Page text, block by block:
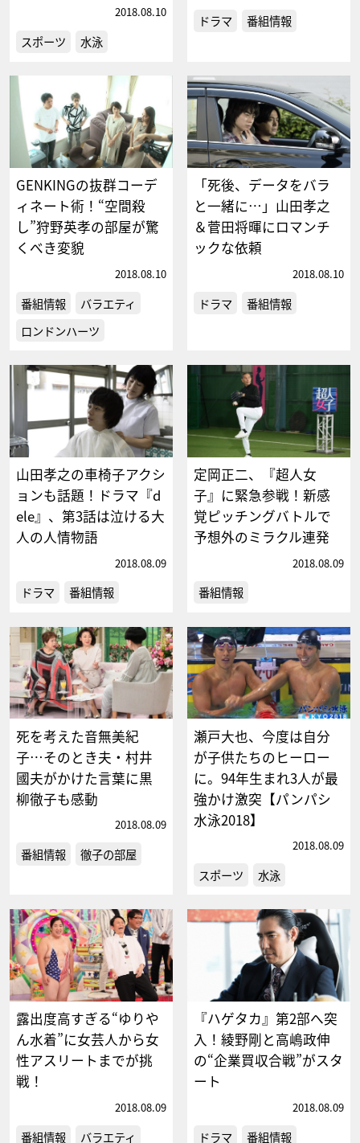
2018.08.10
スポーツ 水泳
ドラマ 番組情報
GENKINGの抜群コーデ
ィネート術！“空間殺
し”狩野英孝の部屋が驚
くべき変貌
2018.08.10
番組情報
バラエティ
ロンドンハーツ
「死後、データをバラ
と一緒に…」山田孝之
＆菅田将暉にロマンチ
ックな依頼
2018.08.10
ドラマ 番組情報
山田孝之の車椅子アクシ
ョンも話題！ドラマ『d
ele』、第3話は泣ける大
人の人情物語
2018.08.09
ドラマ 番組情報
定岡正二、『超人女
子』に緊急参戦！新感
覚ピッチングバトルで
予想外のミラクル連発
2018.08.09
番組情報
死を考えた音無美紀
子…そのとき夫・村井
國夫がかけた言葉に黒
柳徹子も感動
2018.08.09
番組情報 徹子の部屋
瀬戸大也、今度は自分
が子供たちのヒーロー
に。94年生まれ3人が最
強かけ激突【パンパシ
水泳2018】
2018.08.09
スポーツ 水泳
露出度高すぎる“ゆりや
ん水着”に女芸人から女
性アスリートまでが挑
戦！
2018.08.09
番組情報 バラエティ
『ハゲタカ』第2部へ突
入！綾野剛と高嶋政伸
の“企業買収合戦”がスタ
ート
2018.08.09
ドラマ 番組情報